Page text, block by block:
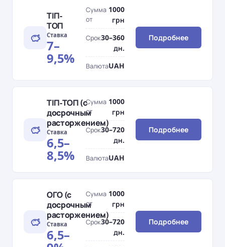
ТІП-
ТОП
Ставка
7–
9,5%
Сумма
от
1000
грн
Срок30–360
дн.
ВалютаUAH
Подробнее
ТІП-ТОП (с
досрочным
расторжением)
Ставка
6,5–
8,5%
Сумма
от
1000
грн
Срок30–720
дн.
ВалютаUAH
Подробнее
ОГО (с
досрочным
расторжением)
Ставка
6,5–
Сумма
от
1000
грн
Срок30–720
дн.
Подробнее